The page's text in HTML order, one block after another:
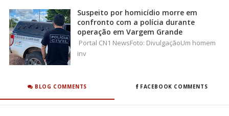
Suspeito por homicídio morre em
confronto com a polícia durante
operação em Vargem Grande
Portal CN1 NewsFoto: DivulgaçãoUm homem
inv
BLOG COMMENTS FACEBOOK COMMENTS